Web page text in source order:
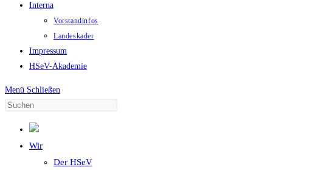
Interna
Vorstandinfos
Landeskader
Impressum
HSeV-Akademie
Menü Schließen
Wir
Der HSeV